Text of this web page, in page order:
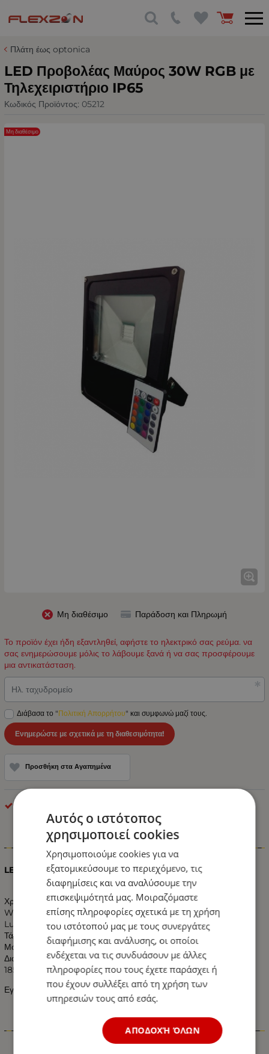
Πλάτη έως optonica
LED Προβολέας Μαύρος 30W RGB με
Τηλεχειριστήριο IP65
Κωδικός Προϊόντος: 05212
Μη διαθέσιμο
Μη διαθέσιμο Παράδοση και Πληρωμή
Το προϊόν έχει ήδη εξαντληθεί, αφήστε το ηλεκτρικό σας ρεύμα. να
σας ενημερώσουμε μόλις το λάβουμε ξανά ή να σας προσφέρουμε
μια αντικατάσταση.
Ηλ. ταχυδρομείο
Διάβασα το "Πολιτική Απορρήτου" και συμφωνώ μαζί τους.
Ενημερώστε με σχετικά με τη διαθεσιμότητα!
Προσθήκη στα Αγαπημένα
Πληροφορίες
LED Προβολέας Μαύρος 30WRGBμε Τηλεχειριστήριο IP65
Χρώμα:
B
Watt: 30W
Lumen: 1800 LM
Τάση: AC 95-265V
Μοίρες: 150°
Διαστάσεις:
185 x 220 x 50 mm
Εγγύηση: 2 χρόνια
Χαρακτηριστικά
Αυτός ο ιστότοπος
χρησιμοποιεί cookies
Χρησιμοποιούμε cookies για να
εξατομικεύσουμε το περιεχόμενο, τις
διαφημίσεις και να αναλύσουμε την
επισκεψιμότητά μας. Μοιραζόμαστε
επίσης πληροφορίες σχετικά με τη χρήση
του ιστότοπού μας με τους συνεργάτες
διαφήμισης και ανάλυσης, οι οποίοι
ενδέχεται να τις συνδυάσουν με άλλες
πληροφορίες που τους έχετε παράσχει ή
που έχουν συλλέξει από τη χρήση των
υπηρεσιών τους από εσάς.
ΑΠΟΔΟΧΉ ΌΛΩΝ